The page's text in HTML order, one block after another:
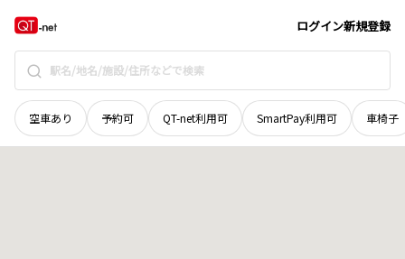
ログイン新規登録
空車あり 予約可 QT-net利用可 SmartPay利用可 車椅子
広島県